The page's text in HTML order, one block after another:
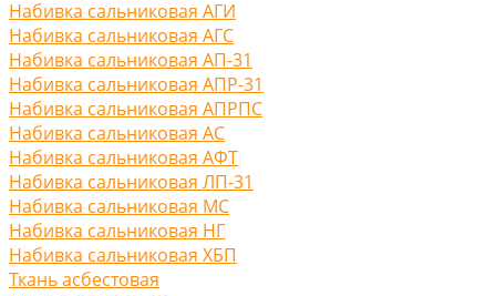
Набивка сальниковая АГИ
Набивка сальниковая АГС
Набивка сальниковая АП-31
Набивка сальниковая АПР-31
Набивка сальниковая АПРПС
Набивка сальниковая АС
Набивка сальниковая АФТ
Набивка сальниковая ЛП-31
Набивка сальниковая МС
Набивка сальниковая НГ
Набивка сальниковая ХБП
Ткань асбестовая